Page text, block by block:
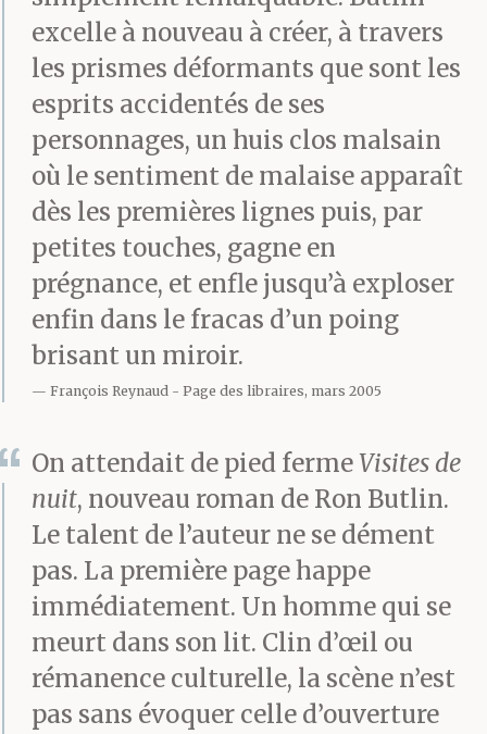
excelle à nouveau à créer, à travers
les prismes déformants que sont les
esprits accidentés de ses
personnages, un huis clos malsain
où le sentiment de malaise apparaît
dès les premières lignes puis, par
petites touches, gagne en
prégnance, et enfle jusqu’à exploser
enfin dans le fracas d’un poing
brisant un miroir.
François Reynaud Page des libraires, mars 2005
On attendait de pied fermeVisites de
nuit, nouveau roman de Ron Butlin.
Le talent de l’auteur ne se dément
pas. La première page happe
immédiatement. Un homme qui se
meurt dans son lit. Clin d’œil ou
rémanence culturelle, la scène n’est
pas sans évoquer celle d’ouverture